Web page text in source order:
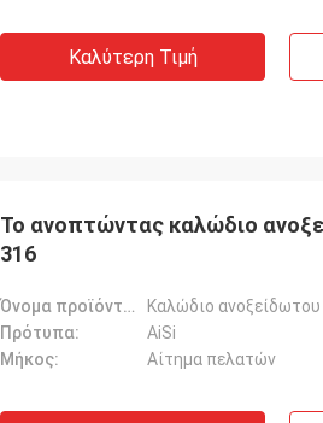
Καλύτερη Τιμή
Το ανοπτώντας καλώδιο
316
Όνομα προϊόντων:
Πρότυπα:
AiSi
Μήκος:
Αίτημα πελατών